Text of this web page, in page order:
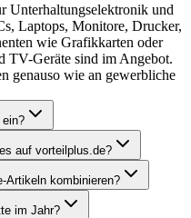
Unterhaltungselektronik und
Laptops, Monitore, Drucker,
wie Grafikkarten oder
TV-Geräte sind im Angebot.
genauso wie an gewerbliche
auf vorteilplus.de?
Artikeln kombinieren?
im Jahr?